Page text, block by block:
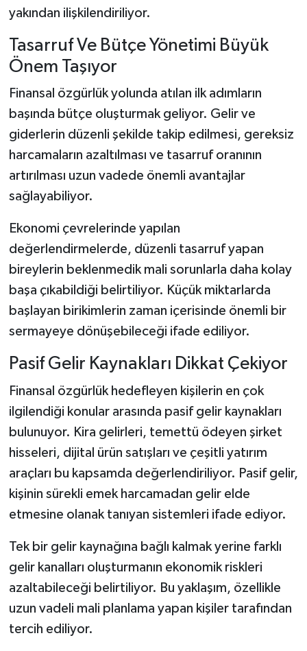
yakından ilişkilendiriliyor.
Tasarruf Ve Bütçe Yönetimi Büyük
Önem Taşıyor
Finansal özgürlük yolunda atılan ilk adımların
başında bütçe oluşturmak geliyor. Gelir ve
giderlerin düzenli şekilde takip edilmesi, gereksiz
harcamaların azaltılması ve tasarruf oranının
artırılması uzun vadede önemli avantajlar
sağlayabiliyor.
Ekonomi çevrelerinde yapılan
değerlendirmelerde, düzenli tasarruf yapan
bireylerin beklenmedik mali sorunlarla daha kolay
başa çıkabildiği belirtiliyor. Küçük miktarlarda
başlayan birikimlerin zaman içerisinde önemli bir
sermayeye dönüşebileceği ifade ediliyor.
Pasif Gelir Kaynakları Dikkat Çekiyor
Finansal özgürlük hedefleyen kişilerin en çok
ilgilendiği konular arasında pasif gelir kaynakları
bulunuyor. Kira gelirleri, temettü ödeyen şirket
hisseleri, dijital ürün satışları ve çeşitli yatırım
araçları bu kapsamda değerlendiriliyor. Pasif gelir,
kişinin sürekli emek harcamadan gelir elde
etmesine olanak tanıyan sistemleri ifade ediyor.
Tek bir gelir kaynağına bağlı kalmak yerine farklı
gelir kanalları oluşturmanın ekonomik riskleri
azaltabileceği belirtiliyor. Bu yaklaşım, özellikle
uzun vadeli mali planlama yapan kişiler tarafından
tercih ediliyor.